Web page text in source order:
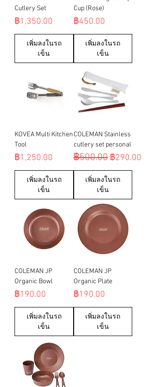
Cutlery Set
ราคา
฿1,350.00
เพิ่มลงในรถ
เข็น
Cup (Rose)
ราคา
฿450.00
เพิ่มลงในรถ
เข็น
KOVEA Multi Kitchen
Tool
ราคา
฿1,250.00
เพิ่มลงในรถ
เข็น
COLEMAN Stainless
cutlery set personal
ราคาปกติ
฿500.00 ราคาขายลด
฿290.00
เพิ่มลงในรถ
เข็น
COLEMAN JP
Organic Bowl
ราคา
฿190.00
เพิ่มลงในรถ
เข็น
COLEMAN JP
Organic Plate
ราคา
฿190.00
เพิ่มลงในรถ
เข็น